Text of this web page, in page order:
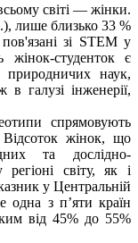
світі — жінки.
лише близько 33 %
зі STEM у
жінок-студенток є
наук,
галузі інженерії,
спрямовують
Відсоток жінок, що
та дослідно-
світу, як і
у Центральній
одна з п’яти країн
від 45% до 55%